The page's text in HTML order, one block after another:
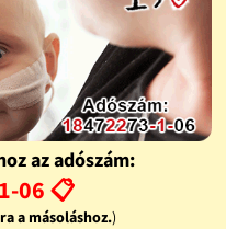
az adószám:
06 📋
a másoláshoz.)